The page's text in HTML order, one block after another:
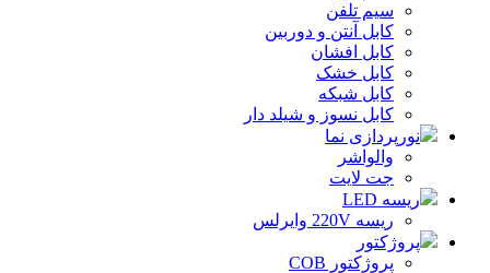
سیم تلفن
کابل آنتن و دوربین
کابل افشان
کابل خشک
کابل شبکه
کابل نسوز و شیلد دار
نورپردازی نما
والواشر
جت لایت
ریسه LED
ریسه 220V وایرلس
پروژکتور
پروژکتور COB